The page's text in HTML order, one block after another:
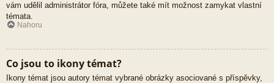
vám udělil administrátor fóra, můžete také mít možnost zamykat vlastní
témata.
Nahoru
Co jsou to ikony témat?
Ikony témat jsou autory témat vybrané obrázky asociované s příspěvky,